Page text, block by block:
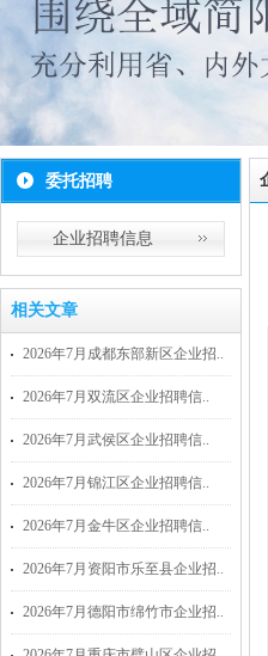
委托招聘
企业招聘信息
相关文章
2026年7月成都东部新区企业招..
2026年7月双流区企业招聘信..
2026年7月武侯区企业招聘信..
2026年7月锦江区企业招聘信..
2026年7月金牛区企业招聘信..
2026年7月资阳市乐至县企业招..
2026年7月德阳市绵竹市企业招..